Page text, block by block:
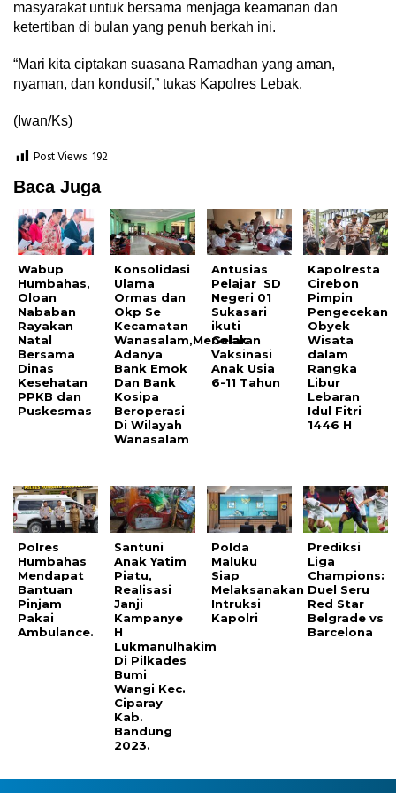
masyarakat untuk bersama menjaga keamanan dan
ketertiban di bulan yang penuh berkah ini.
“Mari kita ciptakan suasana Ramadhan yang aman,
nyaman, dan kondusif,” tukas Kapolres Lebak.
(Iwan/Ks)
Post Views: 192
Baca Juga
Wabup
Humbahas,
Oloan
Nababan
Rayakan
Natal
Bersama
Dinas
Kesehatan
PPKB dan
Puskesmas
Konsolidasi
Ulama
Ormas dan
Okp Se
Kecamatan
Wanasalam,Menolak
Adanya
Bank Emok
Dan Bank
Kosipa
Beroperasi
Di Wilayah
Wanasalam
Antusias
Pelajar SD
Negeri 01
Sukasari
ikuti
Gelaran
Vaksinasi
Anak Usia
6-11 Tahun
Kapolresta
Cirebon
Pimpin
Pengecekan
Obyek
Wisata
dalam
Rangka
Libur
Lebaran
Idul Fitri
1446 H
Polres
Humbahas
Mendapat
Bantuan
Pinjam
Pakai
Ambulance.
Santuni
Anak Yatim
Piatu,
Realisasi
Janji
Kampanye
H
Lukmanulhakim
Di Pilkades
Bumi
Wangi Kec.
Ciparay
Kab.
Bandung
2023.
Polda
Maluku
Siap
Melaksanakan
Intruksi
Kapolri
Prediksi
Liga
Champions:
Duel Seru
Red Star
Belgrade vs
Barcelona